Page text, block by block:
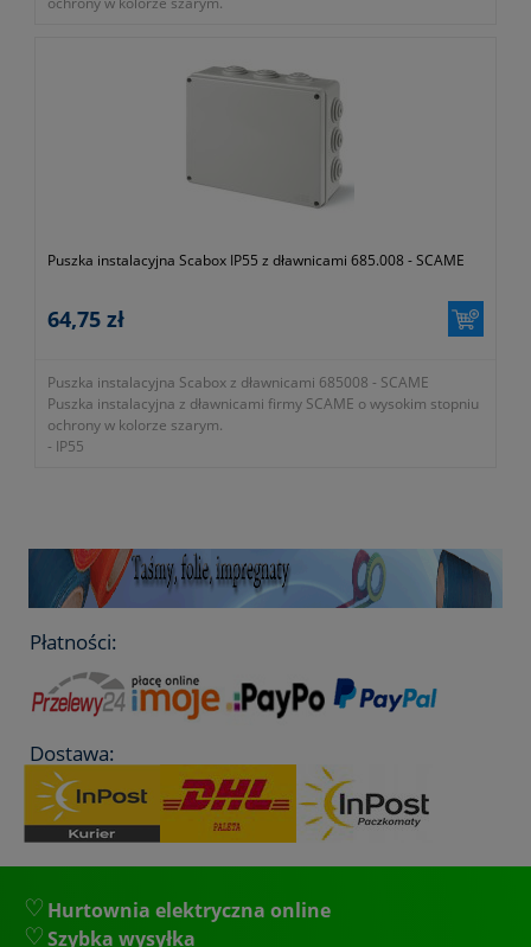
- wymiary 150x110x70mm
- gwarancja 1 rok lub dłużej zgodnie z wytycznymi producenta
Puszka instalacyjna Scabox IP55 z dławnicami 685.008 - SCAME
64,75 zł
Puszka instalacyjna Scabox z dławnicami 685008 - SCAME
Puszka instalacyjna z dławnicami firmy SCAME o wysokim stopniu
ochrony w kolorze szarym.
- IP55
- wymiary 240x190x90mm
- waga 659g
- gwarancja 1 rok lub dłużej zgodnie z wytycznymi producenta
Płatności:
Dostawa:
Hurtownia elektryczna online
Szybka wysyłka